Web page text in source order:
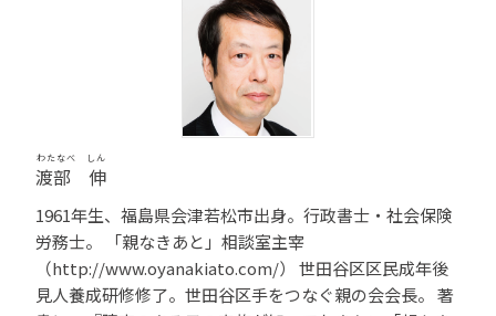
渡部 伸
わたなべ しん
1961年生、福島県会津若松市出身。行政書士・社会保険
労務士。 「親なきあと」相談室主宰
（http://www.oyanakiato.com/） 世田谷区区民成年後
見人養成研修修了。世田谷区手をつなぐ親の会会長。 著